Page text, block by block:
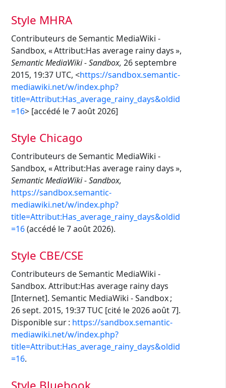
Style MHRA
Contributeurs de Semantic MediaWiki -
Sandbox, « Attribut:Has average rainy days »,
Semantic MediaWiki - Sandbox, 26 septembre
2015, 19:37 UTC, <https://sandbox.semantic-
mediawiki.net/w/index.php?
title=Attribut:Has_average_rainy_days&oldid
=16> [accédé le 7 août 2026]
Style Chicago
Contributeurs de Semantic MediaWiki -
Sandbox, « Attribut:Has average rainy days »,
Semantic MediaWiki - Sandbox,
https://sandbox.semantic-
mediawiki.net/w/index.php?
title=Attribut:Has_average_rainy_days&oldid
=16(accédé le 7 août 2026).
Style CBE/CSE
Contributeurs de Semantic MediaWiki -
Sandbox. Attribut:Has average rainy days
[Internet]. Semantic MediaWiki - Sandbox ;
26 sept. 2015, 19:37 TUC [cité le 2026 août 7].
Disponible sur : https://sandbox.semantic-
mediawiki.net/w/index.php?
title=Attribut:Has_average_rainy_days&oldid
=16.